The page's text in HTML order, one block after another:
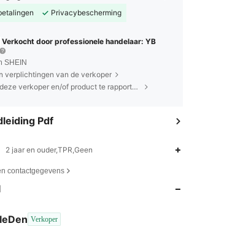
Privacybescherming
Verkocht door professionele handelaar: YB
SHEIN
verplichtingen van de verkoper
klik hier om deze verkoper en/of product te rapporteren.
Pdf
2 jaar en ouder,TPR,Geen
contactgegevens
Verkoper
54